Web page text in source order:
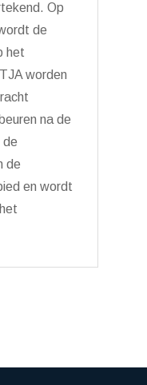
Op
de
het
worden
na de
de
de
en wordt